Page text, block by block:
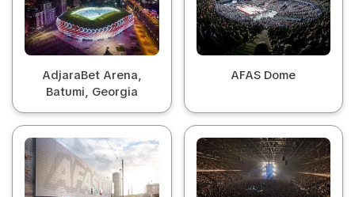
AdjaraBet Arena,
Batumi, Georgia
AFAS Dome